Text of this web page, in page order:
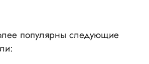
популярны следующие